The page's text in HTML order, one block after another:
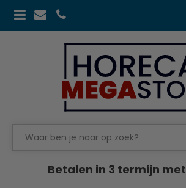
Betalen in 3 termijn met